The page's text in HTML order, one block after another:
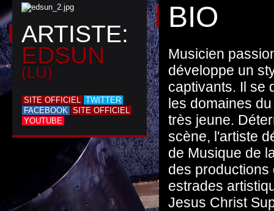
ARTISTE:
EDSUN
(LU)
SITE OFFICIEL TWITTER
FACEBOOK SITE OFFICIEL
YOUTUBE
BIO
Musicien
développe un
captivants. Il se
les domaines
très jeune.
scène, l'artiste
de Musique de
des productions
estrades
Jesus Christ